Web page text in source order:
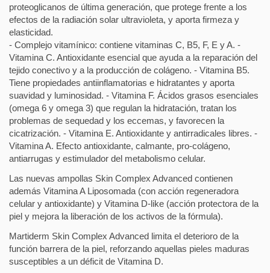
proteoglicanos de última generación, que protege frente a los
efectos de la radiación solar ultravioleta, y aporta firmeza y
elasticidad.
- Complejo vitamínico: contiene vitaminas C, B5, F, E y A. -
Vitamina C. Antioxidante esencial que ayuda a la reparación del
tejido conectivo y a la producción de colágeno. - Vitamina B5.
Tiene propiedades antiinflamatorias e hidratantes y aporta
suavidad y luminosidad. - Vitamina F. Ácidos grasos esenciales
(omega 6 y omega 3) que regulan la hidratación, tratan los
problemas de sequedad y los eccemas, y favorecen la
cicatrización. - Vitamina E. Antioxidante y antirradicales libres. -
Vitamina A. Efecto antioxidante, calmante, pro-colágeno,
antiarrugas y estimulador del metabolismo celular.
Las nuevas ampollas Skin Complex Advanced contienen
además Vitamina A Liposomada (con acción regeneradora
celular y antioxidante) y Vitamina D-like (acción protectora de la
piel y mejora la liberación de los activos de la fórmula).
Martiderm Skin Complex Advanced limita el deterioro de la
función barrera de la piel, reforzando aquellas pieles maduras
susceptibles a un déficit de Vitamina D.